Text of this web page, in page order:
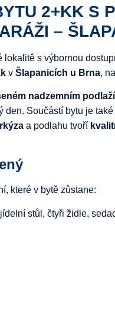
2+KK S
–
lokalitě s výbornou
v Šlapanicích u Brna, na
nadzemním podlaží
den. Součástí bytu je také
a podlahu tvoří
které v bytě zůstane:
jídelní stůl, čtyři židle,